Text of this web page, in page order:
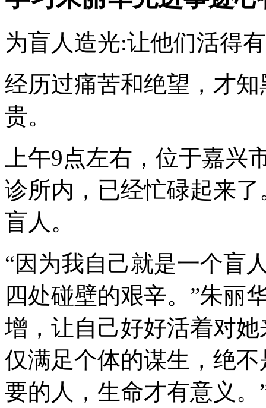
为盲人造光:让他们活得
经历过痛苦和绝望，才
贵。
上午9点左右，位于嘉兴
诊所内，已经忙碌起来
盲人。
“因为我自己就是一个盲
四处碰壁的艰辛。”朱丽
增，让自己好好活着对
仅满足个体的谋生，绝
要的人，生命才有意义